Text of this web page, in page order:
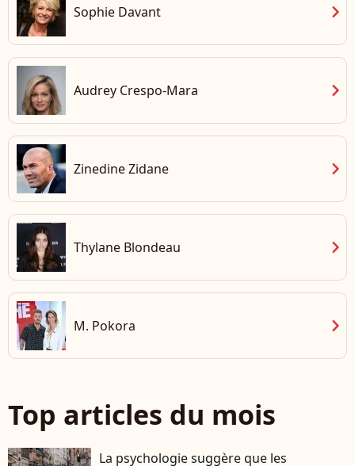
Sophie Davant chevron_right
Audrey Crespo-Mara chevron_right
Zinedine Zidane chevron_right
Thylane Blondeau chevron_right
M. Pokora chevron_right
Top articles du mois
La psychologie suggère que les